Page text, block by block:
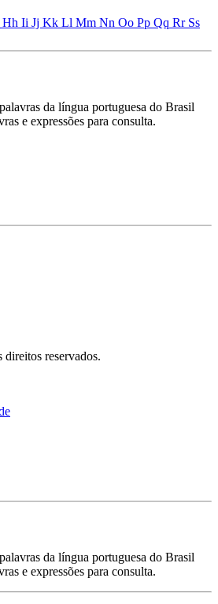
Hh Ii Jj Kk Ll Mm Nn Oo Pp Qq Rr Ss
da língua portuguesa do Brasil
e expressões para consulta.
reservados.
da língua portuguesa do Brasil
e expressões para consulta.